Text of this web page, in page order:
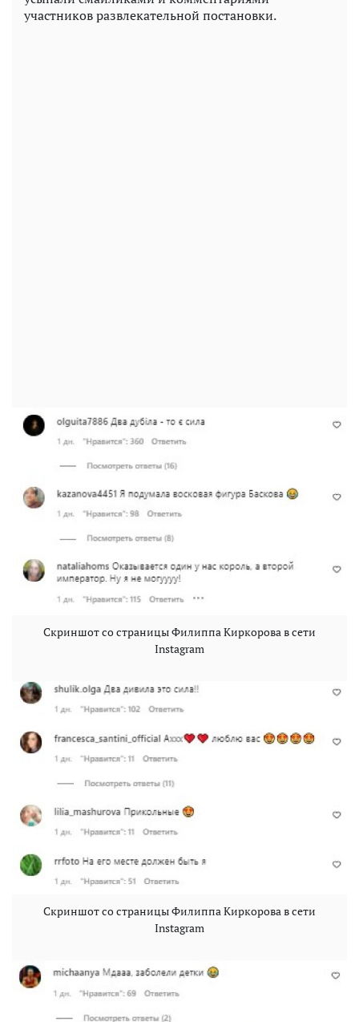
участников развлекательной постановки.
Скриншот со страницы Филиппа Киркорова в сети
Instagram
Скриншот со страницы Филиппа Киркорова в сети
Instagram